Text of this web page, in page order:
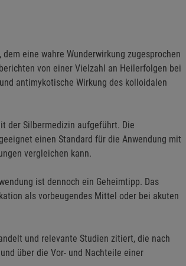
eine wahre Wunderwirkung zugesprochen
von einer Vielzahl an Heilerfolgen bei
antimykotische Wirkung des kolloidalen
der Silbermedizin aufgeführt. Die
einen Standard für die Anwendung mit
vergleichen kann.
ist dennoch ein Geheimtipp. Das
als vorbeugendes Mittel oder bei akuten
und relevante Studien zitiert, die nach
über die Vor- und Nachteile einer